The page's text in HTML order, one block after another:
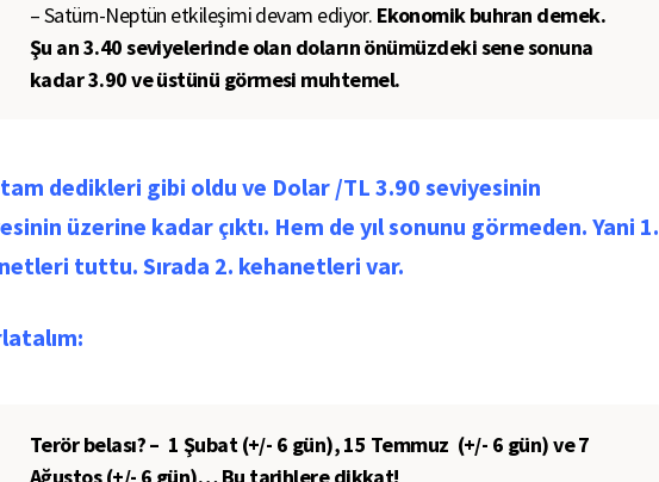
– Satürn-Neptün etkileşimi devam ediyor. Ekonomik buhran demek.
Şu an 3.40 seviyelerinde olan doların önümüzdeki sene sonuna
kadar 3.90 ve üstünü görmesi muhtemel.
dedikleri gibi oldu ve Dolar /TL 3.90 seviyesinin
üzerine kadar çıktı. Hem de yıl sonunu görmeden. Yani 1.
tuttu. Sırada 2. kehanetleri var.
Terör belası?– 1 Şubat (+/- 6 gün), 15 Temmuz (+/- 6 gün) ve 7